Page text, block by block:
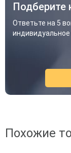
Подберите
Ответьте на 5
Похожие